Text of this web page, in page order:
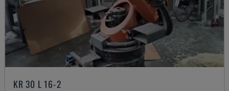
KR 30 L 16-2